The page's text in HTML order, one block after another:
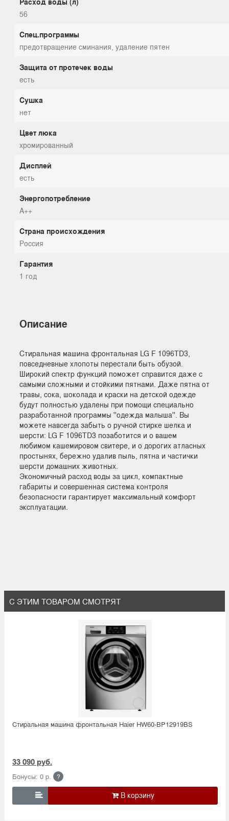
56
Спец.программы
предотвращение сминания, удаление пятен
Защита от протечек воды
есть
Сушка
нет
Цвет люка
хромированный
Дисплей
есть
Энергопотребление
A++
Страна происхождения
Россия
Гарантия
1 год
Описание
Стиральная машина фронтальная LG F 1096TD3,
повседневные хлопоты перестали быть обузой.
Широкий спектр функций поможет справится даже с
самыми сложными и стойкими пятнами. Даже пятна от
травы, сока, шоколада и краски на детской одежде
будут полностью удалены при помощи специально
разработанной программы ''одежда малыша''. Вы
можете навсегда забыть о ручной стирке шелка и
шерсти: LG F 1096TD3 позаботится и о вашем
любимом кашемировом свитере, и о дорогих атласных
простынях, бережно удалив пыль, пятна и частички
шерсти домашних животных.
Экономичный расход воды за цикл, компактные
габариты и совершенная система контроля
безопасности гарантирует максимальный комфорт
эксплуатации.
С ЭТИМ ТОВАРОМ СМОТРЯТ
Стиральная машина фронтальная Haier HW60-BP12919BS
33 090 руб.
Бонусы: 0 р. ?
